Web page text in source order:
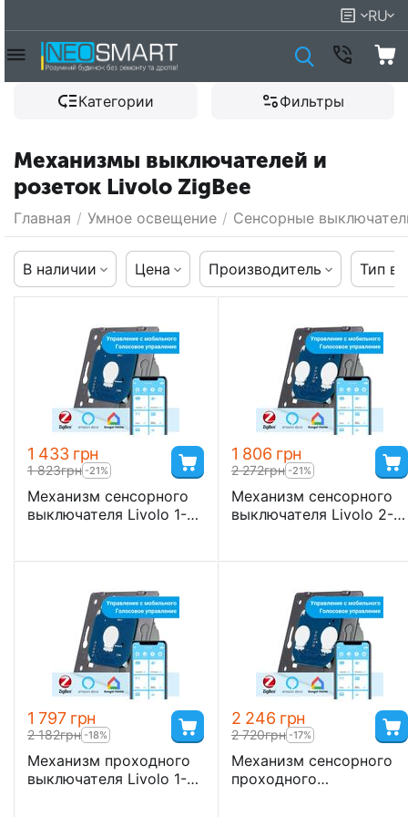
RU
Категории Фильтры
Механизмы выключателей и
розеток Livolo ZigBee
Главная / Умное освещение / Сенсорные
В наличии Цена Производитель Тип
1 433 грн
1 823грн -21%
Механизм сенсорного
выключателя Livolo 1-
1 806 грн
2 272грн -21%
Механизм сенсорного
выключателя Livolo 2-
1 797 грн
2 182грн -18%
Механизм проходного
выключателя Livolo 1-
2 246 грн
2 720грн -17%
Механизм сенсорного
проходного